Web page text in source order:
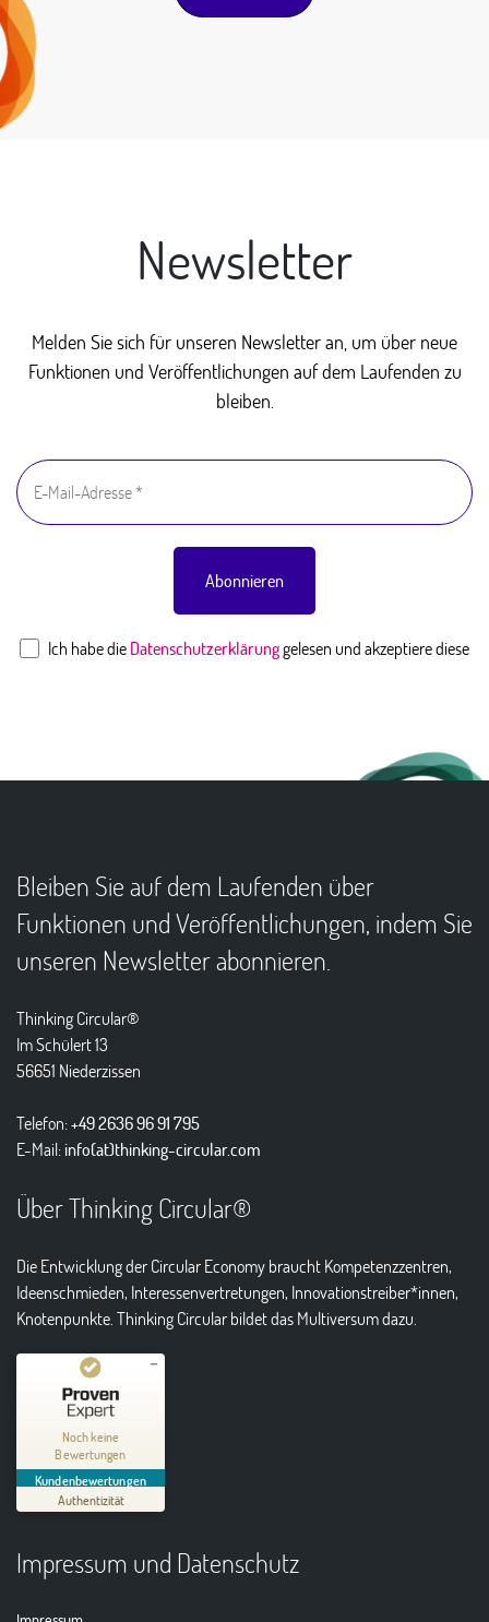
Newsletter
Melden Sie sich für unseren Newsletter an, um über neue
Funktionen und Veröffentlichungen auf dem Laufenden zu
bleiben.
Ich habe dieDatenschutzerklärunggelesen und akzeptiere diese
Bleiben Sie auf dem Laufenden über
Funktionen und Veröffentlichungen, indem Sie
unseren Newsletter abonnieren.
Thinking Circular®
Im Schülert 13
56651 Niederzissen
Telefon:+49 2636 96 91 795
E-Mail:info(at)thinking-circular.com
Über Thinking Circular®
Die Entwicklung der Circular Economy braucht Kompetenzzentren,
Ideenschmieden, Interessenvertretungen, Innovationstreiber*innen,
Knotenpunkte. Thinking Circular bildet das Multiversum dazu.
Noch keine
Bewertungen
Kundenbewertungen
Authentizität
Kundenbewertungen und Erfahrungen zu
Thinking Circular® Niederzissen
MANGELHAFT
Erfahren Sie mehr über dieses Bewertungssiegel
Impressum und Datenschutz